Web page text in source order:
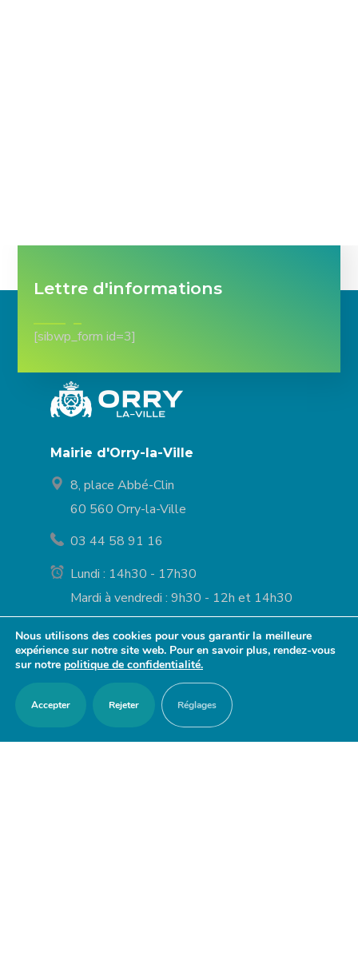
Lettre d'informations
[sibwp_form id=3]
Mairie d'Orry-la-Ville
8, place Abbé-Clin
60 560 Orry-la-Ville
03 44 58 91 16
Lundi : 14h30 - 17h30
Mardi à vendredi : 9h30 - 12h et 14h30
- 17h30
Samedi : 9h30 - 12h
Nous utilisons des cookies pour vous garantir la meilleure
expérience sur notre site web. Pour en savoir plus, rendez-vous
sur notre politique de confidentialité.
Accepter Rejeter Réglages